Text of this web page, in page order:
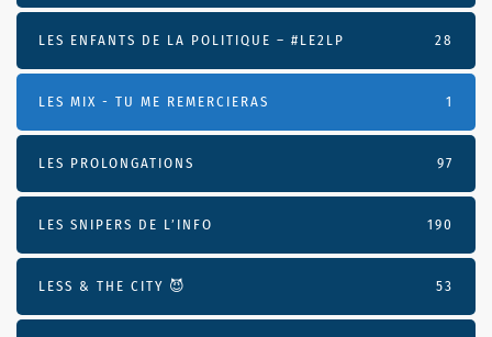
LES ENFANTS DE LA POLITIQUE – #LE2LP 28
LES MIX - TU ME REMERCIERAS 1
LES PROLONGATIONS 97
LES SNIPERS DE L’INFO 190
LESS & THE CITY 😈 53